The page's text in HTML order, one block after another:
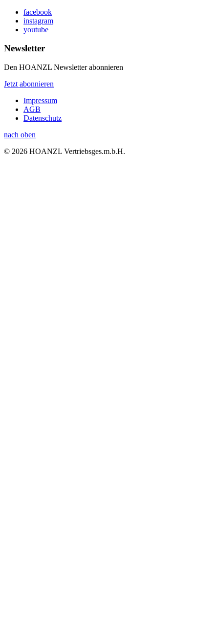
facebook
instagram
youtube
Newsletter
Den HOANZL Newsletter abonnieren
Jetzt abonnieren
Impressum
AGB
Datenschutz
nach oben
© 2026 HOANZL Vertriebsges.m.b.H.